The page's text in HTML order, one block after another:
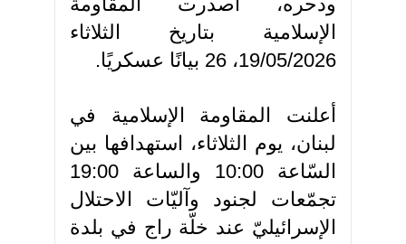
الإسلامية بتاريخ الثلاثاء
19/05/2026، 26 بيانًا عسكريًا.
أعلنت المقاومة الإسلامية في
لبنان، يوم الثلاثاء، استهدافها بين
السّاعة 10:00 والساعة 19:00
تجمّعات لجنود وآليّات الاحتلال
الإسرائيليّ عند خلّة راج في بلدة